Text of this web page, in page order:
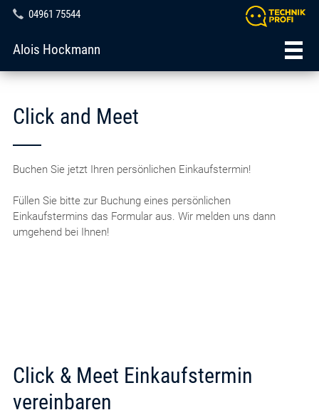
04961 75544
Alois Hockmann
Click and Meet
Buchen Sie jetzt Ihren persönlichen Einkaufstermin!
Füllen Sie bitte zur Buchung eines persönlichen
Einkaufstermins das Formular aus. Wir melden uns dann
umgehend bei Ihnen!
Click & Meet Einkaufstermin
vereinbaren